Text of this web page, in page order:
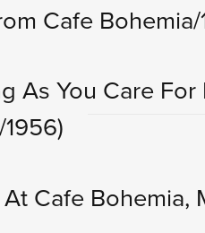
Cafe
As You Care For
Cafe Bohemia,